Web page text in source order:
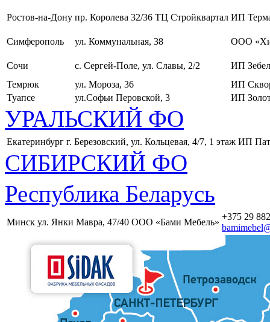
Ростов-на-Дону пр. Королева 32/36 ТЦ Стройквартал ИП
Симферополь ул. Коммунальная, 38 ООО
Сочи с. Сергей-Поле, ул. Славы, 2/2
ИП
Темрюк
ул. Мороза, 36
ИП
Туапсе
ул.Софьи Перовской, 3 ИП
УРАЛЬСКИЙ ФО
Екатеринбург г. Березовский, ул. Кольцевая, 4/7, 1 этаж ИП
СИБИРСКИЙ ФО
Республика Беларусь
Минск ул. Янки Мавра, 47/40 ООО «Бами Мебель»
+375 29